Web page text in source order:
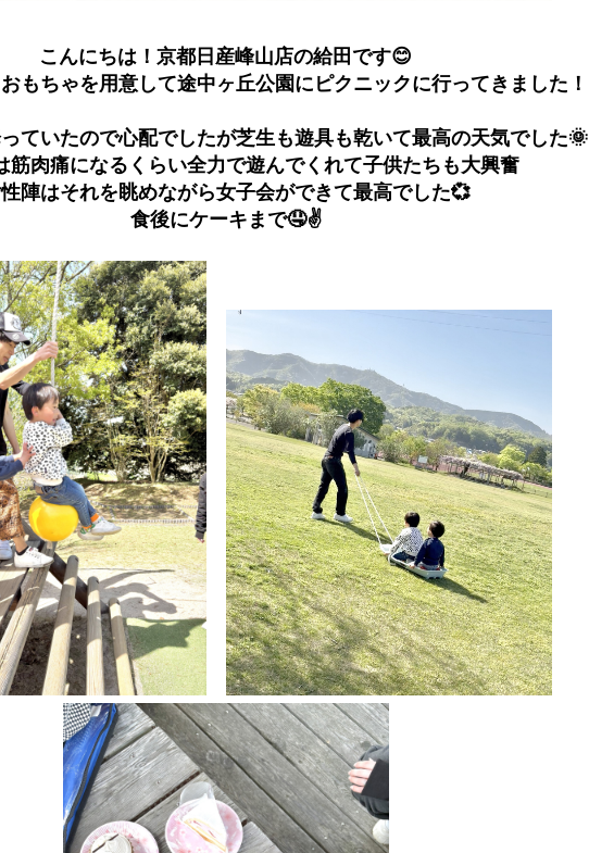
こんにちは！京都日産峰山店の給田です😊
もちゃを用意して途中ヶ丘公園にピクニックに行ってきました！
ていたので心配でしたが芝生も遊具も乾いて最高の天気でした🌞
筋肉痛になるくらい全力で遊んでくれて子供たちも大興奮
陣はそれを眺めながら女子会ができて最高でした💞
食後にケーキまで🤤✌